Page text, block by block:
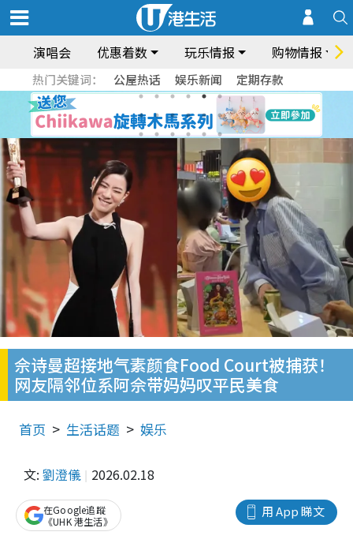
演唱会 优惠着数 玩乐情报 购物情报
热门关键词： 公屋热话 娱乐新闻 定期存款
佘诗曼超接地气素颜食Food Court被捕获！
网友隔邻位系阿佘带妈妈叹平民美食
首页 生活话题 娱乐
文: 劉澄儀 2026.02.18
用 App 睇文
在Google追蹤
《UHK 港生活》